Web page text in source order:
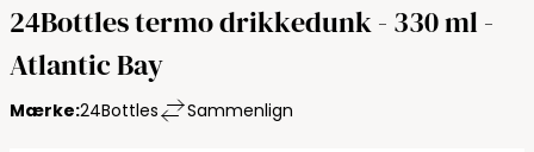
24Bottles termo drikkedunk - 330 ml -
Atlantic Bay
Mærke:24Bottles Sammenlign